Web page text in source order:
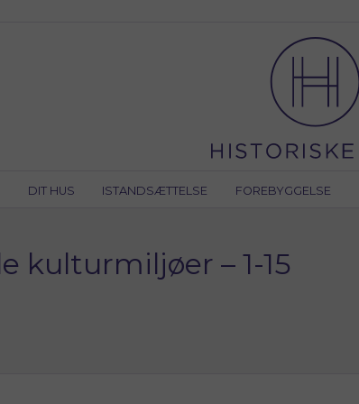
DIT HUS ISTANDSÆTTELSE FOREBYGGELSE
kulturmiljøer – 1-15